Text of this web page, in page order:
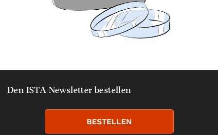
Den ISTA Newsletter bestellen
BESTELLEN